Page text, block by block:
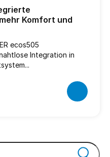
Komfort und
ecos505
Integration in